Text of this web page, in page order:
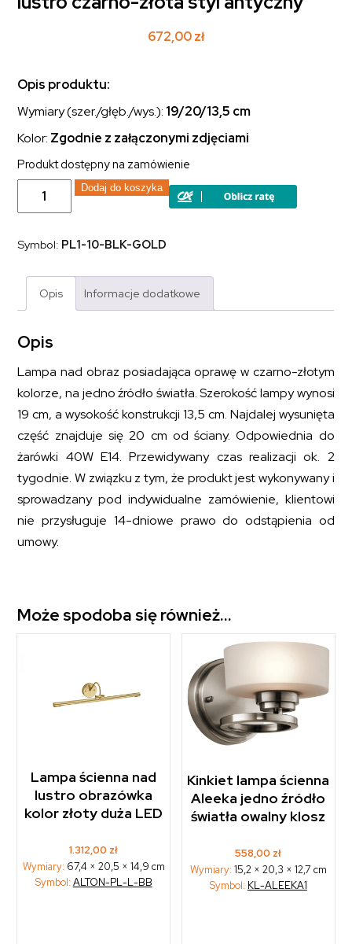
672,00zł
Opis produktu:
Wymiary (szer./głęb./wys.): 19/20/13,5 cm
Kolor: Zgodnie z załączonymi zdjęciami
Produkt dostępny na zamówienie
ilość
Lampa
ścienna
obraz
czarno-
antyczny
Dodaj do koszyka
Symbol: PL1-10-BLK-GOLD
Opis Informacje dodatkowe
Opis
Lampa nad obraz posiadająca oprawę w czarno-złotym
kolorze, na jedno źródło światła. Szerokość lampy wynosi
19 cm, a wysokość konstrukcji 13,5 cm. Najdalej wysunięta
część znajduje się 20 cm od ściany. Odpowiednia do
żarówki 40W E14. Przewidywany czas realizacji ok. 2
tygodnie. W związku z tym, że produkt jest wykonywany i
sprowadzany pod indywidualne zamówienie, klientowi
nie przysługuje 14-dniowe prawo do odstąpienia od
umowy.
Może spodoba się również…
Lampa ścienna nad
lustro obrazówka
kolor złoty duża LED
1.312,00 zł
Wymiary: 67,4 × 20,5 × 14,9 cm
Symbol: ALTON-PL-L-BB
Kinkiet lampa ścienna
Aleeka jedno źródło
światła owalny klosz
558,00 zł
Wymiary: 15,2 × 20,3 × 12,7 cm
Symbol: KL-ALEEKA1